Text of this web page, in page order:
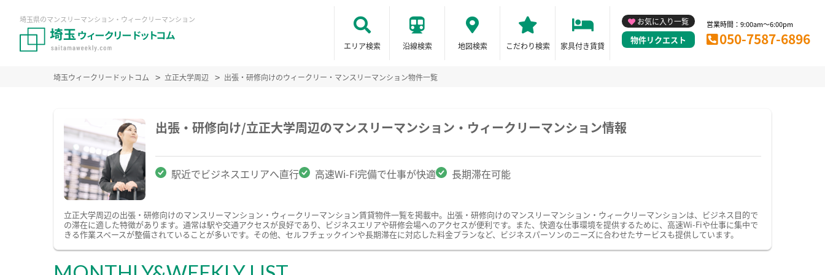
埼玉県のマンスリーマンション・ウィークリーマンション
エリア検索 沿線検索 地図検索 こだわり検索 家具付き賃貸
お気に入り一覧
物件リクエスト
営業時間：9:00am～6:00pm
050-7587-6896
埼玉ウィークリードットコム 立正大学周辺 出張・研修向けのウィークリー・マンスリーマンション物件一覧
出張・研修向け/立正大学周辺のマンスリーマンション・ウィークリーマンション情報
駅近でビジネスエリアへ直行 高速Wi-Fi完備で仕事が快適 長期滞在可能
立正大学周辺の出張・研修向けのマンスリーマンション・ウィークリーマンション賃貸物件一覧を掲載中。出張・研修向けのマンスリーマンション・ウィークリーマンションは、ビジネス目的で
の滞在に適した特徴があります。通常は駅や交通アクセスが良好であり、ビジネスエリアや研修会場へのアクセスが便利です。また、快適な仕事環境を提供するために、高速Wi-Fiや仕事に集中で
きる作業スペースが整備されていることが多いです。その他、セルフチェックインや長期滞在に対応した料金プランなど、ビジネスパーソンのニーズに合わせたサービスも提供しています。